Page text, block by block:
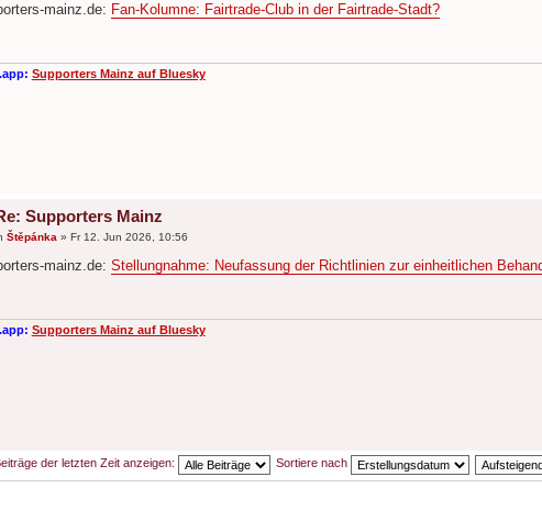
mainz.de: Fan-Kolumne: Fairtrade-Club in der Fairtrade-Stadt?
Supporters Mainz auf Bluesky
Supporters Mainz
Štěpánka » Fr 12. Jun 2026, 10:56
mainz.de: Stellungnahme: Neufassung der Richtlinien zur einheitlichen
Supporters Mainz auf Bluesky
der letzten Zeit anzeigen: Sortiere nach